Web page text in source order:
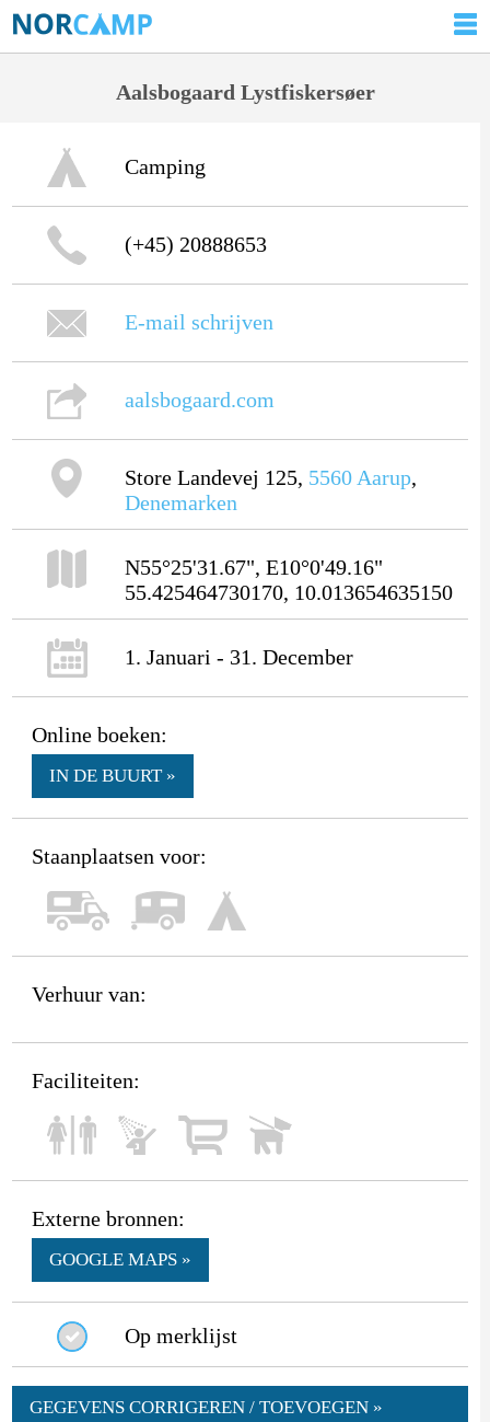
Aalsbogaard Lystfiskersøer
Camping
(+45) 20888653
E-mail schrijven
aalsbogaard.com
Store Landevej 125, 5560 Aarup,
Denemarken
N55°25'31.67", E10°0'49.16"
55.425464730170, 10.013654635150
1. Januari - 31. December
Online boeken:
IN DE BUURT »
Staanplaatsen voor:
Verhuur van:
Faciliteiten:
Externe bronnen:
GOOGLE MAPS »
Op merklijst
GEGEVENS CORRIGEREN / TOEVOEGEN »